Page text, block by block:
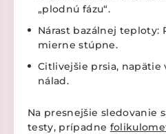
„plodnú fázu“.
Nárast bazálnej teploty:
mierne stúpne.
Citlivejšie prsia, napätie
nálad.
Na presnejšie sledovanie
testy, prípadne